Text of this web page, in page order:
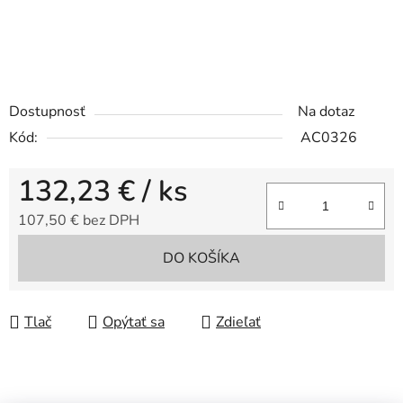
Dostupnosť
Na dotaz
Kód:
AC0326
132,23 €/ ks
107,50 € bez DPH
DO KOŠÍKA
Tlač Opýtať sa Zdieľať